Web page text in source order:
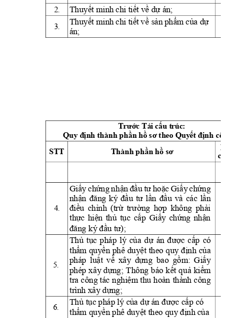
2. Thuyết minhchi tiết về dự án;
3.
Thuyết minhchi tiếtvề sản phẩm của dự
án;
Trước Tái cấu trúc:
Quy định thành phần hồ sơ theo Quyết định cô
STT Thành phần hồ sơ chí
4.
Giấychứngnhận đầu tư hoặc Giấychứng
nhận đăng ký đầu tư lần đầu và các lần
điều chỉnh (trừ trường hợp không phải
thực hiện thủ tục cấp Giấy chứng nhận
đăng ký đầu tư);
5.
Thủ tục pháp lý của dự án được cấp có
thẩm quyền phê duyệt theo quy định của
pháp luật về xây dựng bao gồm: Giấy
phép xây dựng; Thông báo kết quả kiểm
tra côngtác nghiệm thu hoàn thành công
trình xây dựng;
6. Thủ tục pháp lý của dự án được cấp có
thẩm quyền phê duyệt theo quy định của